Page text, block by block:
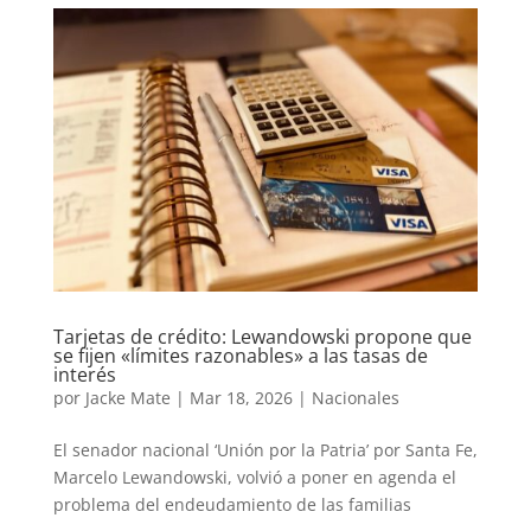
Tarjetas de crédito: Lewandowski propone que
se fijen «límites razonables» a las tasas de
interés
por Jacke Mate | Mar 18, 2026| Nacionales
El senador nacional ‘Unión por la Patria’ por Santa Fe,
Marcelo Lewandowski, volvió a poner en agenda el
problema del endeudamiento de las familias